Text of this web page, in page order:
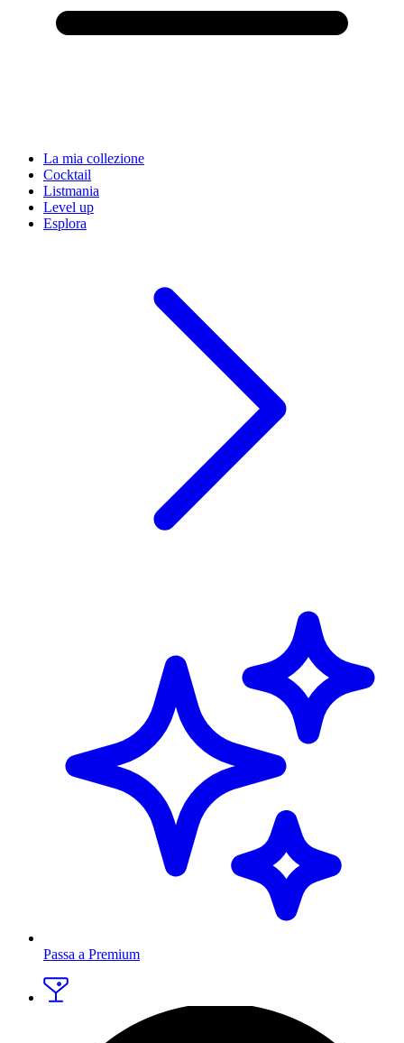
La mia collezione
Cocktail
Listmania
Level up
Esplora
Passa a Premium